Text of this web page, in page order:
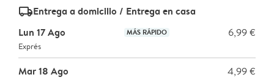
delivery_standard_v2Entrega a domicilio / Entrega en casa
Lun 17 Ago
MÁS RÁPIDO 6,99 €
Exprés
Mar 18 Ago 4,99 €